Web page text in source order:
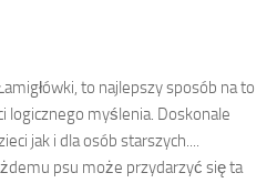
to najlepszy sposób na to
logicznego myślenia. Doskonale
jak i dla osób starszych....
psu może przydarzyć się ta